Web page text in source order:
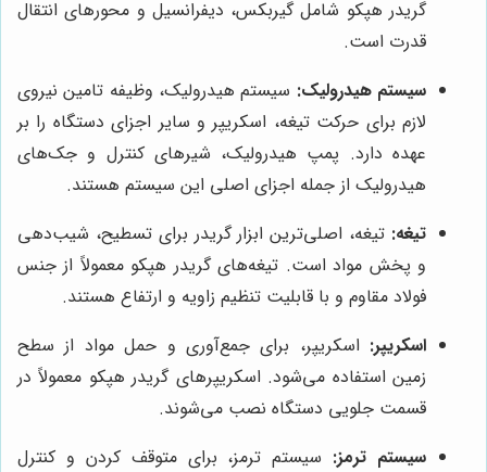
گریدر هپکو شامل گیربکس، دیفرانسیل و محورهای انتقال
قدرت است.
سیستم هیدرولیک: سیستم هیدرولیک، وظیفه تامین نیروی
لازم برای حرکت تیغه، اسکریپر و سایر اجزای دستگاه را بر
عهده دارد. پمپ هیدرولیک، شیرهای کنترل و جک‌های
هیدرولیک از جمله اجزای اصلی این سیستم هستند.
تیغه: تیغه، اصلی‌ترین ابزار گریدر برای تسطیح، شیب‌دهی
و پخش مواد است. تیغه‌های گریدر هپکو معمولاً از جنس
فولاد مقاوم و با قابلیت تنظیم زاویه و ارتفاع هستند.
اسکریپر: اسکریپر، برای جمع‌آوری و حمل مواد از سطح
زمین استفاده می‌شود. اسکریپرهای گریدر هپکو معمولاً در
قسمت جلویی دستگاه نصب می‌شوند.
سیستم ترمز: سیستم ترمز، برای متوقف کردن و کنترل